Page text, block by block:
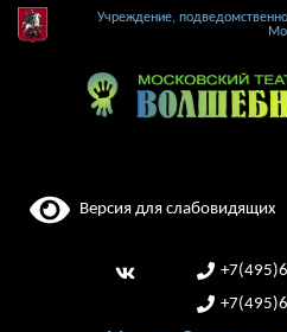
Учреждение,
Версия для слабовидящих